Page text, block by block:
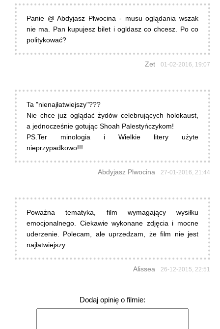
Panie @ Abdyjasz Plwocina - musu oglądania wszak
nie ma. Pan kupujesz bilet i ogldasz co chcesz. Po co
politykować?
Zet 01-02-2016, 19:07
Ta "nienajłatwiejszy"???
Nie chce już oglądać żydów celebrujących holokaust,
a jednocześnie gotując Shoah Palestyńczykom!
PS.Ter minologia i Wielkie litery użyte
nieprzypadkowo!!!
Abdyjasz Plwocina 27-01-2016, 21:44
Poważna tematyka, film wymagający wysiłku
emocjonalnego. Ciekawie wykonane zdjęcia i mocne
uderzenie. Polecam, ale uprzedzam, że film nie jest
najłatwiejszy.
Alissea 26-12-2015, 22:51
Dodaj opinię o filmie: